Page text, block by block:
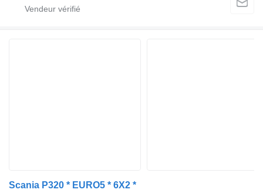
Scania P320 * EURO5 * 6X2 *